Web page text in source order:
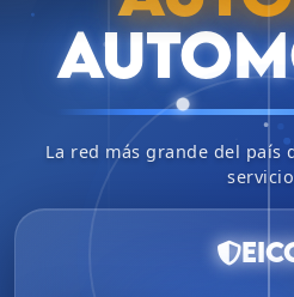
La red más grande del país